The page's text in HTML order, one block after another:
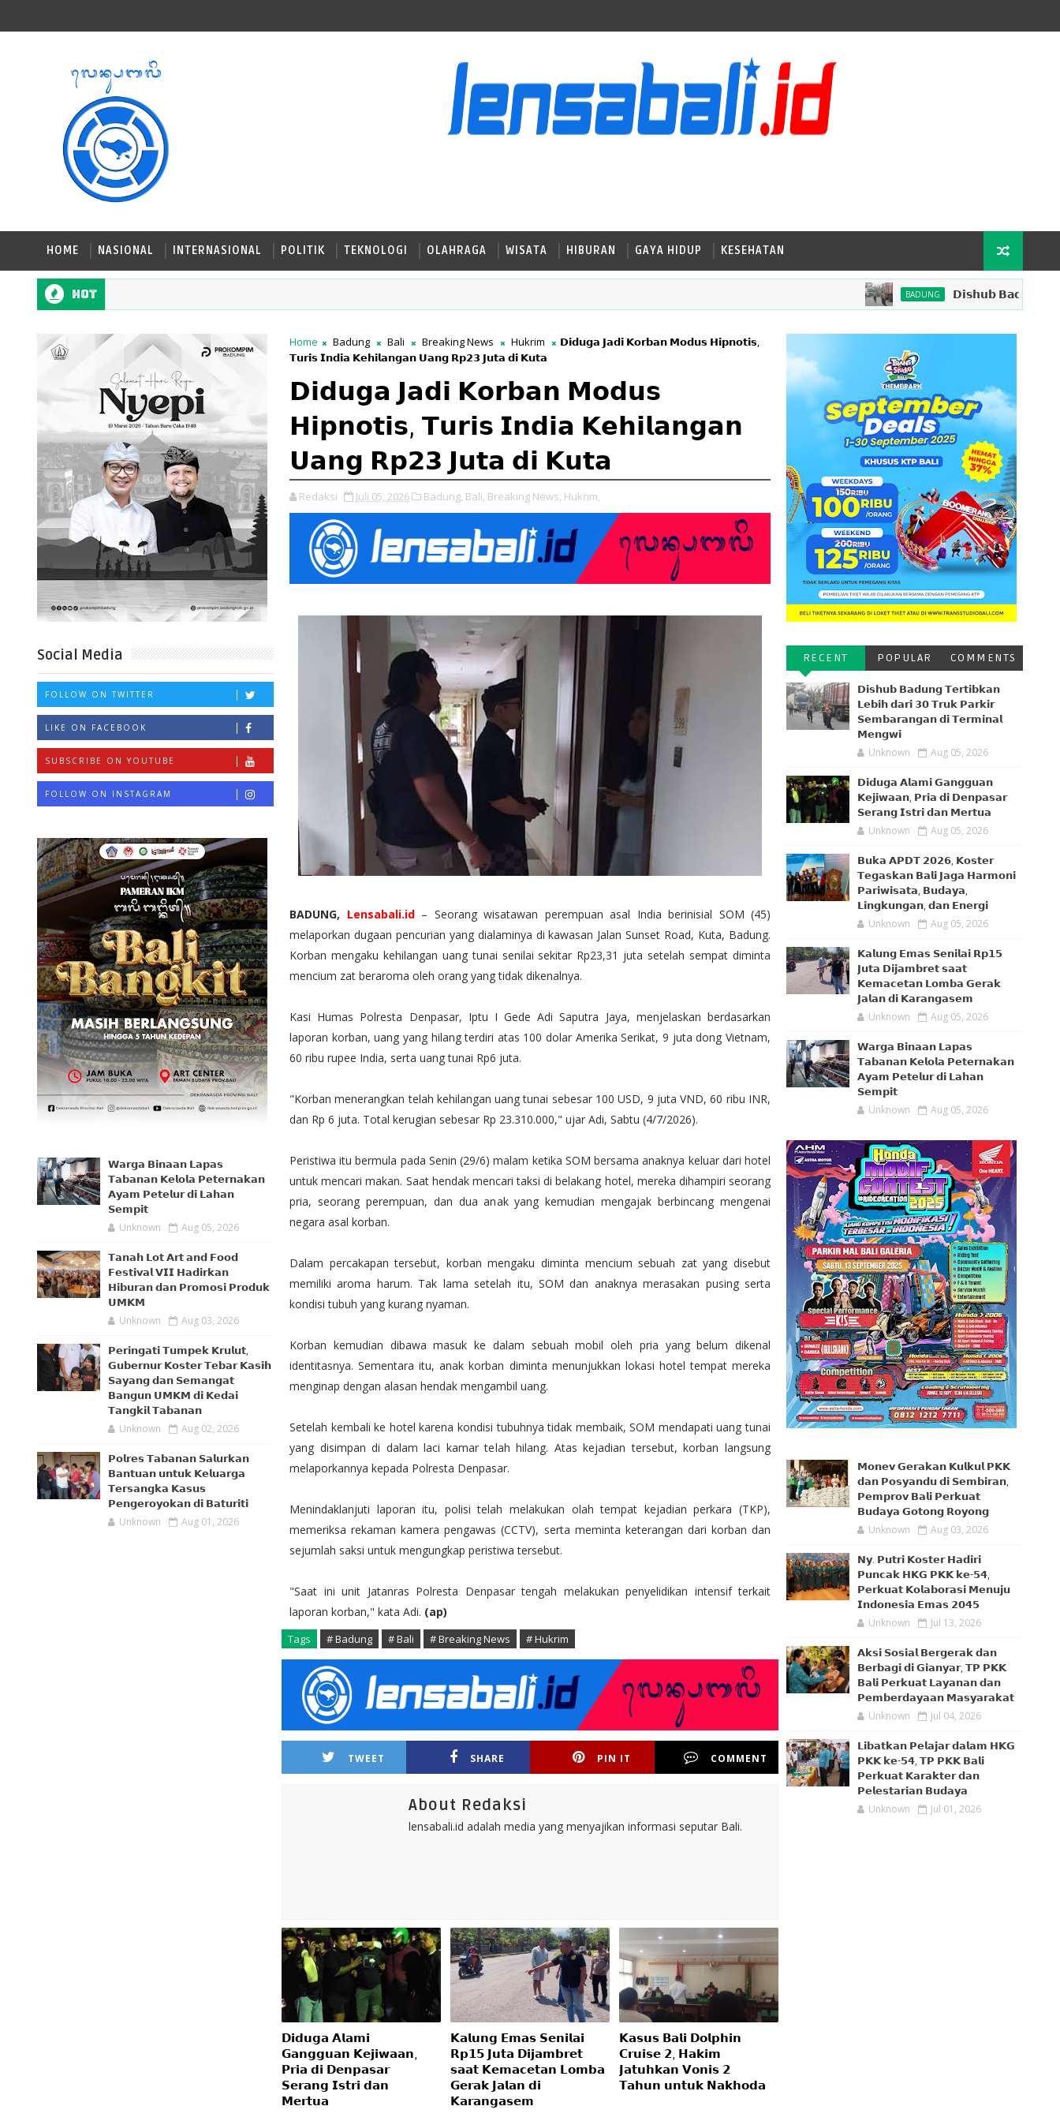
HOME NASIONAL INTERNASIONAL POLITIK TEKNOLOGI OLAHRAGA WISATA HIBURAN GAYA HIDUP KESEHATAN
Hot BADUNG 𝗗𝗶𝘀𝗵𝘂𝗯 𝗕𝗮𝗱𝘂𝗻𝗴
Social Media
FOLLOW ON TWITTER
LIKE ON FACEBOOK
SUBSCRIBE ON YOUTUBE
FOLLOW ON INSTAGRAM
𝗪𝗮𝗿𝗴𝗮 𝗕𝗶𝗻𝗮𝗮𝗻 𝗟𝗮𝗽𝗮𝘀
𝗧𝗮𝗯𝗮𝗻𝗮𝗻 𝗞𝗲𝗹𝗼𝗹𝗮 𝗣𝗲𝘁𝗲𝗿𝗻𝗮𝗸𝗮𝗻
𝗔𝘆𝗮𝗺 𝗣𝗲𝘁𝗲𝗹𝘂𝗿 𝗱𝗶 𝗟𝗮𝗵𝗮𝗻
𝗦𝗲𝗺𝗽𝗶𝘁
Unknown Aug 05, 2026
𝗧𝗮𝗻𝗮𝗵 𝗟𝗼𝘁 𝗔𝗿𝘁 𝗮𝗻𝗱 𝗙𝗼𝗼𝗱
𝗙𝗲𝘀𝘁𝗶𝘃𝗮𝗹 𝗩𝗜𝗜 𝗛𝗮𝗱𝗶𝗿𝗸𝗮𝗻
𝗛𝗶𝗯𝘂𝗿𝗮𝗻 𝗱𝗮𝗻 𝗣𝗿𝗼𝗺𝗼𝘀𝗶 𝗣𝗿𝗼𝗱𝘂𝗸
𝗨𝗠𝗞𝗠
Unknown Aug 03, 2026
𝗣𝗲𝗿𝗶𝗻𝗴𝗮𝘁𝗶 𝗧𝘂𝗺𝗽𝗲𝗸 𝗞𝗿𝘂𝗹𝘂𝘁,
𝗚𝘂𝗯𝗲𝗿𝗻𝘂𝗿 𝗞𝗼𝘀𝘁𝗲𝗿 𝗧𝗲𝗯𝗮𝗿 𝗞𝗮𝘀𝗶𝗵
𝗦𝗮𝘆𝗮𝗻𝗴 𝗱𝗮𝗻 𝗦𝗲𝗺𝗮𝗻𝗴𝗮𝘁
𝗕𝗮𝗻𝗴𝘂𝗻 𝗨𝗠𝗞𝗠 𝗱𝗶 𝗞𝗲𝗱𝗮𝗶
𝗧𝗮𝗻𝗴𝗸𝗶𝗹 𝗧𝗮𝗯𝗮𝗻𝗮𝗻
Unknown Aug 02, 2026
𝗣𝗼𝗹𝗿𝗲𝘀 𝗧𝗮𝗯𝗮𝗻𝗮𝗻 𝗦𝗮𝗹𝘂𝗿𝗸𝗮𝗻
𝗕𝗮𝗻𝘁𝘂𝗮𝗻 𝘂𝗻𝘁𝘂𝗸 𝗞𝗲𝗹𝘂𝗮𝗿𝗴𝗮
𝗧𝗲𝗿𝘀𝗮𝗻𝗴𝗸𝗮 𝗞𝗮𝘀𝘂𝘀
𝗣𝗲𝗻𝗴𝗲𝗿𝗼𝘆𝗼𝗸𝗮𝗻 𝗱𝗶 𝗕𝗮𝘁𝘂𝗿𝗶𝘁𝗶
Unknown Aug 01, 2026
Home Badung Bali Breaking News Hukrim
𝗗𝗶𝗱𝘂𝗴𝗮 𝗝𝗮𝗱𝗶 𝗞𝗼𝗿𝗯𝗮𝗻 𝗠𝗼𝗱𝘂𝘀 𝗛𝗶𝗽𝗻𝗼𝘁𝗶𝘀,
𝗧𝘂𝗿𝗶𝘀 𝗜𝗻𝗱𝗶𝗮 𝗞𝗲𝗵𝗶𝗹𝗮𝗻𝗴𝗮𝗻 𝗨𝗮𝗻𝗴 𝗥𝗽𝟮𝟯 𝗝𝘂𝘁𝗮 𝗱𝗶 𝗞𝘂𝘁𝗮
𝗗𝗶𝗱𝘂𝗴𝗮 𝗝𝗮𝗱𝗶 𝗞𝗼𝗿𝗯𝗮𝗻 𝗠𝗼𝗱𝘂𝘀
𝗛𝗶𝗽𝗻𝗼𝘁𝗶𝘀, 𝗧𝘂𝗿𝗶𝘀 𝗜𝗻𝗱𝗶𝗮 𝗞𝗲𝗵𝗶𝗹𝗮𝗻𝗴𝗮𝗻
𝗨𝗮𝗻𝗴 𝗥𝗽𝟮𝟯 𝗝𝘂𝘁𝗮 𝗱𝗶 𝗞𝘂𝘁𝗮
Redaksi Juli 05, 2026 Badung, Bali, Breaking News, Hukrim,
BADUNG, Lensabali.id– Seorang wisatawan perempuan asal India berinisial SOM (45)
melaporkan dugaan pencurian yang dialaminya di kawasan Jalan Sunset Road, Kuta, Badung.
Korban mengaku kehilangan uang tunai senilai sekitar Rp23,31 juta setelah sempat diminta
mencium zat beraroma oleh orang yang tidak dikenalnya.
Kasi Humas Polresta Denpasar, Iptu I Gede Adi Saputra Jaya, menjelaskan berdasarkan
laporan korban, uang yang hilang terdiri atas 100 dolar Amerika Serikat, 9 juta dong Vietnam,
60 ribu rupee India, serta uang tunai Rp6 juta.
"Korban menerangkan telah kehilangan uang tunai sebesar 100 USD, 9 juta VND, 60 ribu INR,
dan Rp 6 juta. Total kerugian sebesar Rp 23.310.000," ujar Adi, Sabtu (4/7/2026).
Peristiwa itu bermula pada Senin (29/6) malam ketika SOM bersama anaknya keluar dari hotel
untuk mencari makan. Saat hendak mencari taksi di belakang hotel, mereka dihampiri seorang
pria, seorang perempuan, dan dua anak yang kemudian mengajak berbincang mengenai
negara asal korban.
Dalam percakapan tersebut, korban mengaku diminta mencium sebuah zat yang disebut
memiliki aroma harum. Tak lama setelah itu, SOM dan anaknya merasakan pusing serta
kondisi tubuh yang kurang nyaman.
Korban kemudian dibawa masuk ke dalam sebuah mobil oleh pria yang belum dikenal
identitasnya. Sementara itu, anak korban diminta menunjukkan lokasi hotel tempat mereka
menginap dengan alasan hendak mengambil uang.
Setelah kembali ke hotel karena kondisi tubuhnya tidak membaik, SOM mendapati uang tunai
yang disimpan di dalam laci kamar telah hilang. Atas kejadian tersebut, korban langsung
melaporkannya kepada Polresta Denpasar.
Menindaklanjuti laporan itu, polisi telah melakukan olah tempat kejadian perkara (TKP),
memeriksa rekaman kamera pengawas (CCTV), serta meminta keterangan dari korban dan
sejumlah saksi untuk mengungkap peristiwa tersebut.
"Saat ini unit Jatanras Polresta Denpasar tengah melakukan penyelidikan intensif terkait
laporan korban," kata Adi. (ap)
Tags # Badung # Bali # Breaking News # Hukrim
TWEET SHARE PIN IT COMMENT
About Redaksi
lensabali.id adalah media yang menyajikan informasi seputar Bali.
𝗗𝗶𝗱𝘂𝗴𝗮 𝗔𝗹𝗮𝗺𝗶
𝗚𝗮𝗻𝗴𝗴𝘂𝗮𝗻 𝗞𝗲𝗷𝗶𝘄𝗮𝗮𝗻,
𝗣𝗿𝗶𝗮 𝗱𝗶 𝗗𝗲𝗻𝗽𝗮𝘀𝗮𝗿
𝗦𝗲𝗿𝗮𝗻𝗴 𝗜𝘀𝘁𝗿𝗶 𝗱𝗮𝗻
𝗠𝗲𝗿𝘁𝘂𝗮
𝗞𝗮𝗹𝘂𝗻𝗴 𝗘𝗺𝗮𝘀 𝗦𝗲𝗻𝗶𝗹𝗮𝗶
𝗥𝗽𝟭𝟱 𝗝𝘂𝘁𝗮 𝗗𝗶𝗷𝗮𝗺𝗯𝗿𝗲𝘁
𝘀𝗮𝗮𝘁 𝗞𝗲𝗺𝗮𝗰𝗲𝘁𝗮𝗻 𝗟𝗼𝗺𝗯𝗮
𝗚𝗲𝗿𝗮𝗸 𝗝𝗮𝗹𝗮𝗻 𝗱𝗶
𝗞𝗮𝗿𝗮𝗻𝗴𝗮𝘀𝗲𝗺
𝗞𝗮𝘀𝘂𝘀 𝗕𝗮𝗹𝗶 𝗗𝗼𝗹𝗽𝗵𝗶𝗻
𝗖𝗿𝘂𝗶𝘀𝗲 𝟮, 𝗛𝗮𝗸𝗶𝗺
𝗝𝗮𝘁𝘂𝗵𝗸𝗮𝗻 𝗩𝗼𝗻𝗶𝘀 𝟮
𝗧𝗮𝗵𝘂𝗻 𝘂𝗻𝘁𝘂𝗸 𝗡𝗮𝗸𝗵𝗼𝗱𝗮
RECENT POPULAR COMMENTS
𝗗𝗶𝘀𝗵𝘂𝗯 𝗕𝗮𝗱𝘂𝗻𝗴 𝗧𝗲𝗿𝘁𝗶𝗯𝗸𝗮𝗻
𝗟𝗲𝗯𝗶𝗵 𝗱𝗮𝗿𝗶 𝟯𝟬 𝗧𝗿𝘂𝗸 𝗣𝗮𝗿𝗸𝗶𝗿
𝗦𝗲𝗺𝗯𝗮𝗿𝗮𝗻𝗴𝗮𝗻 𝗱𝗶 𝗧𝗲𝗿𝗺𝗶𝗻𝗮𝗹
𝗠𝗲𝗻𝗴𝘄𝗶
Unknown Aug 05, 2026
𝗗𝗶𝗱𝘂𝗴𝗮 𝗔𝗹𝗮𝗺𝗶 𝗚𝗮𝗻𝗴𝗴𝘂𝗮𝗻
𝗞𝗲𝗷𝗶𝘄𝗮𝗮𝗻, 𝗣𝗿𝗶𝗮 𝗱𝗶 𝗗𝗲𝗻𝗽𝗮𝘀𝗮𝗿
𝗦𝗲𝗿𝗮𝗻𝗴 𝗜𝘀𝘁𝗿𝗶 𝗱𝗮𝗻 𝗠𝗲𝗿𝘁𝘂𝗮
Unknown Aug 05, 2026
𝗕𝘂𝗸𝗮 𝗔𝗣𝗗𝗧 𝟮𝟬𝟮𝟲, 𝗞𝗼𝘀𝘁𝗲𝗿
𝗧𝗲𝗴𝗮𝘀𝗸𝗮𝗻 𝗕𝗮𝗹𝗶 𝗝𝗮𝗴𝗮 𝗛𝗮𝗿𝗺𝗼𝗻𝗶
𝗣𝗮𝗿𝗶𝘄𝗶𝘀𝗮𝘁𝗮, 𝗕𝘂𝗱𝗮𝘆𝗮,
𝗟𝗶𝗻𝗴𝗸𝘂𝗻𝗴𝗮𝗻, 𝗱𝗮𝗻 𝗘𝗻𝗲𝗿𝗴𝗶
Unknown Aug 05, 2026
𝗞𝗮𝗹𝘂𝗻𝗴 𝗘𝗺𝗮𝘀 𝗦𝗲𝗻𝗶𝗹𝗮𝗶 𝗥𝗽𝟭𝟱
𝗝𝘂𝘁𝗮 𝗗𝗶𝗷𝗮𝗺𝗯𝗿𝗲𝘁 𝘀𝗮𝗮𝘁
𝗞𝗲𝗺𝗮𝗰𝗲𝘁𝗮𝗻 𝗟𝗼𝗺𝗯𝗮 𝗚𝗲𝗿𝗮𝗸
𝗝𝗮𝗹𝗮𝗻 𝗱𝗶 𝗞𝗮𝗿𝗮𝗻𝗴𝗮𝘀𝗲𝗺
Unknown Aug 05, 2026
𝗪𝗮𝗿𝗴𝗮 𝗕𝗶𝗻𝗮𝗮𝗻 𝗟𝗮𝗽𝗮𝘀
𝗧𝗮𝗯𝗮𝗻𝗮𝗻 𝗞𝗲𝗹𝗼𝗹𝗮 𝗣𝗲𝘁𝗲𝗿𝗻𝗮𝗸𝗮𝗻
𝗔𝘆𝗮𝗺 𝗣𝗲𝘁𝗲𝗹𝘂𝗿 𝗱𝗶 𝗟𝗮𝗵𝗮𝗻
𝗦𝗲𝗺𝗽𝗶𝘁
Unknown Aug 05, 2026
𝗠𝗼𝗻𝗲𝘃 𝗚𝗲𝗿𝗮𝗸𝗮𝗻 𝗞𝘂𝗹𝗸𝘂𝗹 𝗣𝗞𝗞
𝗱𝗮𝗻 𝗣𝗼𝘀𝘆𝗮𝗻𝗱𝘂 𝗱𝗶 𝗦𝗲𝗺𝗯𝗶𝗿𝗮𝗻,
𝗣𝗲𝗺𝗽𝗿𝗼𝘃 𝗕𝗮𝗹𝗶 𝗣𝗲𝗿𝗸𝘂𝗮𝘁
𝗕𝘂𝗱𝗮𝘆𝗮 𝗚𝗼𝘁𝗼𝗻𝗴 𝗥𝗼𝘆𝗼𝗻𝗴
Unknown Aug 03, 2026
𝗡𝘆. 𝗣𝘂𝘁𝗿𝗶 𝗞𝗼𝘀𝘁𝗲𝗿 𝗛𝗮𝗱𝗶𝗿𝗶
𝗣𝘂𝗻𝗰𝗮𝗸 𝗛𝗞𝗚 𝗣𝗞𝗞 𝗸𝗲-𝟱𝟰,
𝗣𝗲𝗿𝗸𝘂𝗮𝘁 𝗞𝗼𝗹𝗮𝗯𝗼𝗿𝗮𝘀𝗶 𝗠𝗲𝗻𝘂𝗷𝘂
𝗜𝗻𝗱𝗼𝗻𝗲𝘀𝗶𝗮 𝗘𝗺𝗮𝘀 𝟮𝟬𝟰𝟱
Unknown Jul 13, 2026
𝗔𝗸𝘀𝗶 𝗦𝗼𝘀𝗶𝗮𝗹 𝗕𝗲𝗿𝗴𝗲𝗿𝗮𝗸 𝗱𝗮𝗻
𝗕𝗲𝗿𝗯𝗮𝗴𝗶 𝗱𝗶 𝗚𝗶𝗮𝗻𝘆𝗮𝗿, 𝗧𝗣 𝗣𝗞𝗞
𝗕𝗮𝗹𝗶 𝗣𝗲𝗿𝗸𝘂𝗮𝘁 𝗟𝗮𝘆𝗮𝗻𝗮𝗻 𝗱𝗮𝗻
𝗣𝗲𝗺𝗯𝗲𝗿𝗱𝗮𝘆𝗮𝗮𝗻 𝗠𝗮𝘀𝘆𝗮𝗿𝗮𝗸𝗮𝘁
Unknown Jul 04, 2026
𝗟𝗶𝗯𝗮𝘁𝗸𝗮𝗻 𝗣𝗲𝗹𝗮𝗷𝗮𝗿 𝗱𝗮𝗹𝗮𝗺 𝗛𝗞𝗚
𝗣𝗞𝗞 𝗸𝗲-𝟱𝟰, 𝗧𝗣 𝗣𝗞𝗞 𝗕𝗮𝗹𝗶
𝗣𝗲𝗿𝗸𝘂𝗮𝘁 𝗞𝗮𝗿𝗮𝗸𝘁𝗲𝗿 𝗱𝗮𝗻
𝗣𝗲𝗹𝗲𝘀𝘁𝗮𝗿𝗶𝗮𝗻 𝗕𝘂𝗱𝗮𝘆𝗮
Unknown Jul 01, 2026